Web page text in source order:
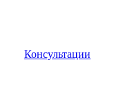
Консультации